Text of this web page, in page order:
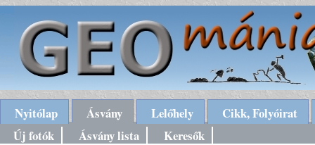
Nyitólap Ásvány Lelőhely
Cikk, Folyóirat
Új fotók
Ásvány lista Keresők